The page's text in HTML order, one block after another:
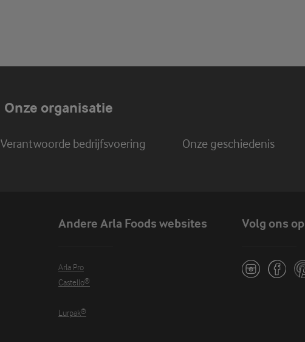
Onze organisatie
Verantwoorde bedrijfsvoering Onze geschiedenis
Andere Arla Foods websites
Arla Pro
Castello®
Lurpak®
Volg ons op